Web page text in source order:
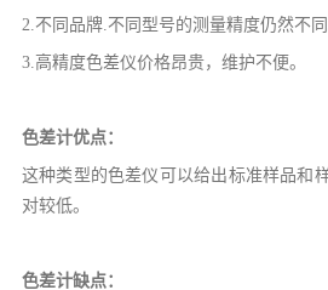
2.不同品牌.不同型号的测量精度仍然不同
3.高精度色差仪价格昂贵，维护不便。
色差计优点：
这种类型的色差仪可以给出标准样品和
对较低。
色差计缺点：